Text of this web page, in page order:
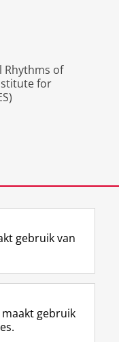
Rhythms of
for
R
S
-
f
I
n
t
Y
o
T
gebruik van
gebruik